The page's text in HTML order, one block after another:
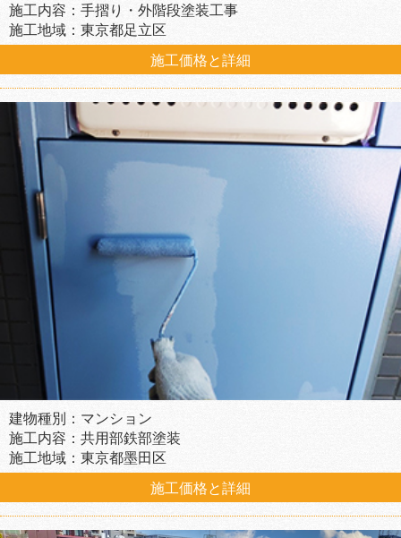
施工内容：手摺り・外階段塗装工事
施工地域：東京都足立区
施工価格と詳細
建物種別：マンション
施工内容：共用部鉄部塗装
施工地域：東京都墨田区
施工価格と詳細